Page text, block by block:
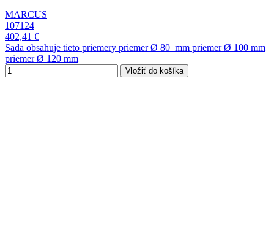
MARCUS
107124
402,41 €
Sada obsahuje tieto priemery priemer Ø 80 mm priemer Ø 100 mm
priemer Ø 120 mm
Vložiť do košíka